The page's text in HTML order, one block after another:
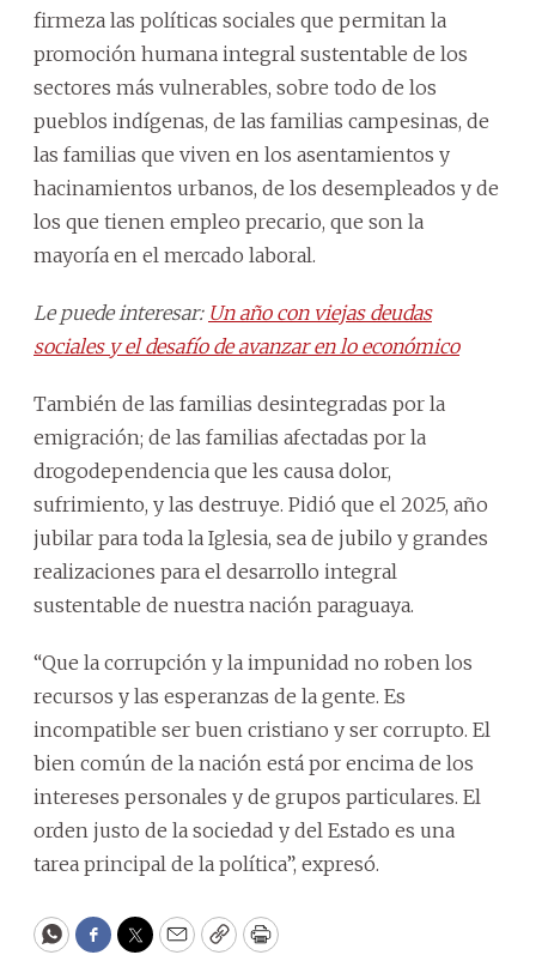
firmeza las políticas sociales que permitan la
promoción humana integral sustentable de los
sectores más vulnerables, sobre todo de los
pueblos indígenas, de las familias campesinas, de
las familias que viven en los asentamientos y
hacinamientos urbanos, de los desempleados y de
los que tienen empleo precario, que son la
mayoría en el mercado laboral.
Le puede interesar: Un año con viejas deudas
sociales y el desafío de avanzar en lo económico
También de las familias desintegradas por la
emigración; de las familias afectadas por la
drogodependencia que les causa dolor,
sufrimiento, y las destruye. Pidió que el 2025, año
jubilar para toda la Iglesia, sea de jubilo y grandes
realizaciones para el desarrollo integral
sustentable de nuestra nación paraguaya.
“Que la corrupción y la impunidad no roben los
recursos y las esperanzas de la gente. Es
incompatible ser buen cristiano y ser corrupto. El
bien común de la nación está por encima de los
intereses personales y de grupos particulares. El
orden justo de la sociedad y del Estado es una
tarea principal de la política”, expresó.
WhatsApp
Facebook
Twitter
EmailCopyPrint